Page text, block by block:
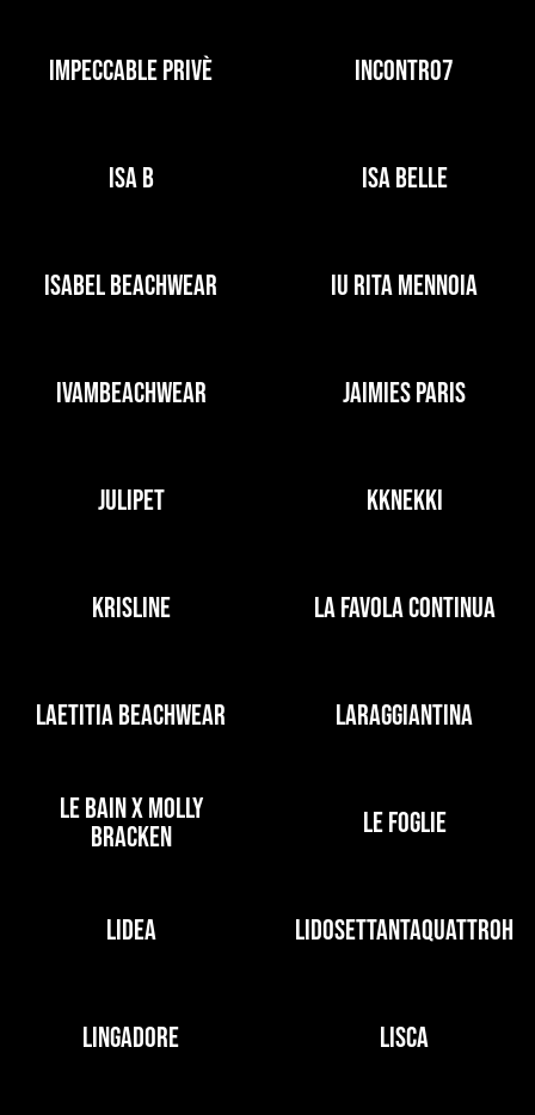
IMPECCABLE PRIVÈ INCONTRO7
ISA B ISA BELLE
ISABEL BEACHWEAR IU RITA MENNOIA
IVAMBEACHWEAR JAIMIES PARIS
JULIPET KKNEKKI
KRISLINE LA FAVOLA CONTINUA
LAETITIA BEACHWEAR LARAGGIANTINA
LE BAIN X MOLLY
BRACKEN
LE FOGLIE
LIDEA LIDOSETTANTAQUATTROH
LINGADORE LISCA